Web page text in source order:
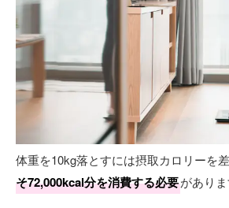
体重を10kg落とすには摂取カロリーを差
そ72,000kcal分を消費する必要がありま